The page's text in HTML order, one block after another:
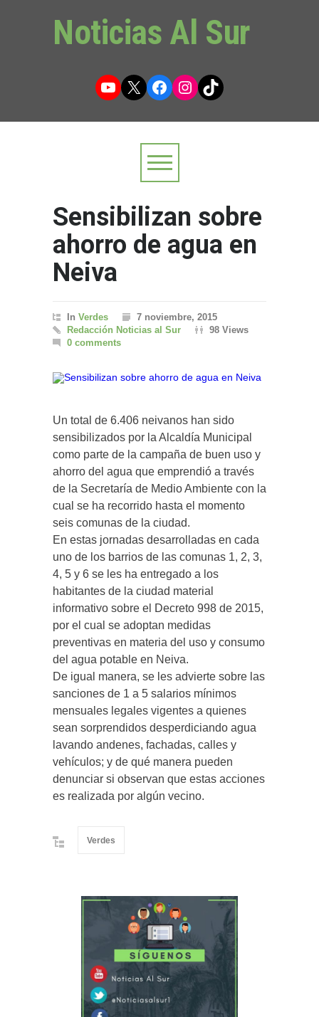
Noticias Al Sur
YouTube
X Facebook
Instagram
TikTok
Sensibilizan sobre
ahorro de agua en
Neiva
In Verdes
7 noviembre, 2015
Redacción Noticias al Sur
98 Views
0 comments
Un total de 6.406 neivanos han sido
sensibilizados por la Alcaldía Municipal
como parte de la campaña de buen uso y
ahorro del agua que emprendió a través
de la Secretaría de Medio Ambiente con la
cual se ha recorrido hasta el momento
seis comunas de la ciudad.
En estas jornadas desarrolladas en cada
uno de los barrios de las comunas 1, 2, 3,
4, 5 y 6 se les ha entregado a los
habitantes de la ciudad material
informativo sobre el Decreto 998 de 2015,
por el cual se adoptan medidas
preventivas en materia del uso y consumo
del agua potable en Neiva.
De igual manera, se les advierte sobre las
sanciones de 1 a 5 salarios mínimos
mensuales legales vigentes a quienes
sean sorprendidos desperdiciando agua
lavando andenes, fachadas, calles y
vehículos; y de qué manera pueden
denunciar si observan que estas acciones
es realizada por algún vecino.
Verdes